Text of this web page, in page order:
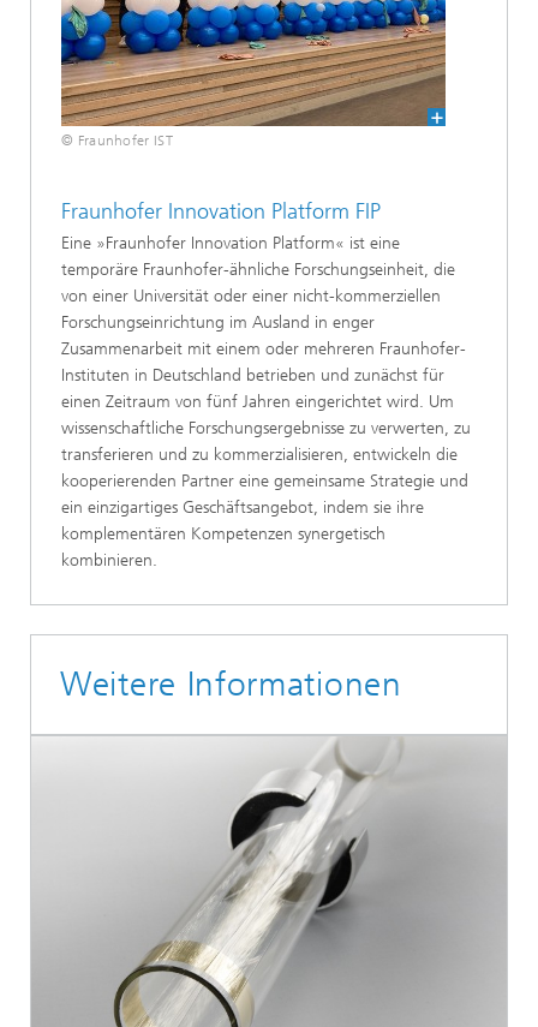
© Fraunhofer IST
Fraunhofer Innovation Platform FIP
Eine »Fraunhofer Innovation Platform« ist eine
temporäre Fraunhofer-ähnliche Forschungseinheit, die
von einer Universität oder einer nicht-kommerziellen
Forschungseinrichtung im Ausland in enger
Zusammenarbeit mit einem oder mehreren Fraunhofer-
Instituten in Deutschland betrieben und zunächst für
einen Zeitraum von fünf Jahren eingerichtet wird. Um
wissenschaftliche Forschungsergebnisse zu verwerten, zu
transferieren und zu kommerzialisieren, entwickeln die
kooperierenden Partner eine gemeinsame Strategie und
ein einzigartiges Geschäftsangebot, indem sie ihre
komplementären Kompetenzen synergetisch
kombinieren.
Weitere Informationen